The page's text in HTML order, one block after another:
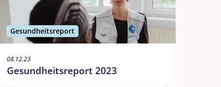
Gesundheitsreport
08.12.23
Gesundheitsreport 2023